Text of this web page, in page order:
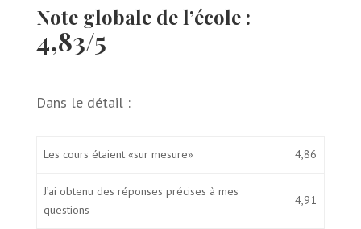
Note globale de l’école :
4,83/5
Dans le détail :
Les cours étaient «sur mesure» 4,86
J’ai obtenu des réponses précises à mes
questions
4,91